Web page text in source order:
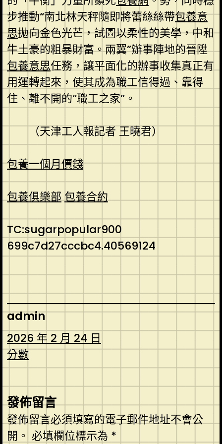
步推動“南北林天秤隨即將蕾絲絲帶包養意
思拋向金色光芒，試圖以柔性的美學，中和
牛土豪的粗暴財富。兩翼”辦事陣地的晉陞
包養意思任務，讓平面化的辦事收集真正有
用運轉起來，使其成為職工信得過、靠得
住、離不開的“職工之家”。
（天津工人報記者 王曉君）
包養一個月價錢
包養俱樂部包養合約
TC:sugarpopular900
699c7d27cccbc4.40569124
admin
2026 年 2 月 24 日
分數
發佈留言
發佈留言必須填寫的電子郵件地址不會公
開。 必填欄位標示為 *